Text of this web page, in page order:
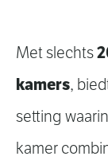
Met slechts
kamers,
setting
kamer